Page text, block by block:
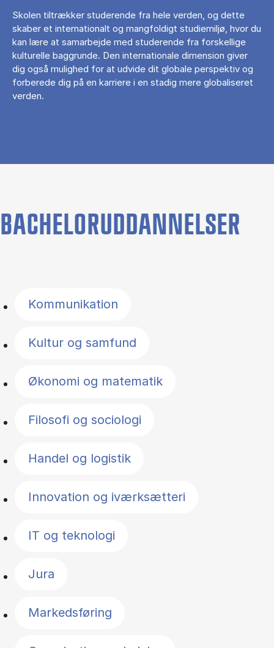
Skolen tiltrækker studerende fra hele verden, og dette
skaber et internationalt og mangfoldigt studiemiljø, hvor du
kan lære at samarbejde med studerende fra forskellige
kulturelle baggrunde. Den internationale dimension giver
dig også mulighed for at udvide dit globale perspektiv og
forberede dig på en karriere i en stadig mere globaliseret
verden.
BACHELORUDDANNELSER
Kommunikation
Kultur og samfund
Økonomi og matematik
Filosofi og sociologi
Handel og logistik
Innovation og iværksætteri
IT og teknologi
Jura
Markedsføring